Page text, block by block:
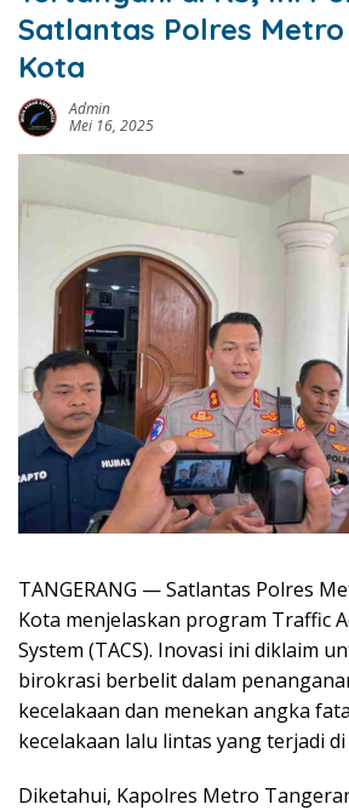
Satlantas Polres
Kota
Admin
Mei 16, 2025
TANGERANG — Satlantas Polres
Kota menjelaskan program Traffic
System (TACS). Inovasi ini diklaim
birokrasi berbelit dalam
kecelakaan dan menekan angka
kecelakaan lalu lintas yang terjadi di
Diketahui, Kapolres Metro